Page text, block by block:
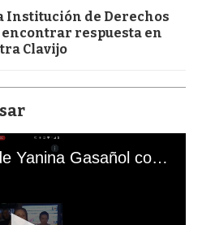
Institución de Derechos
respuesta en
Clavijo
El mal momento de Yanina Gasañol con un hincha argentino en "Subrayado"